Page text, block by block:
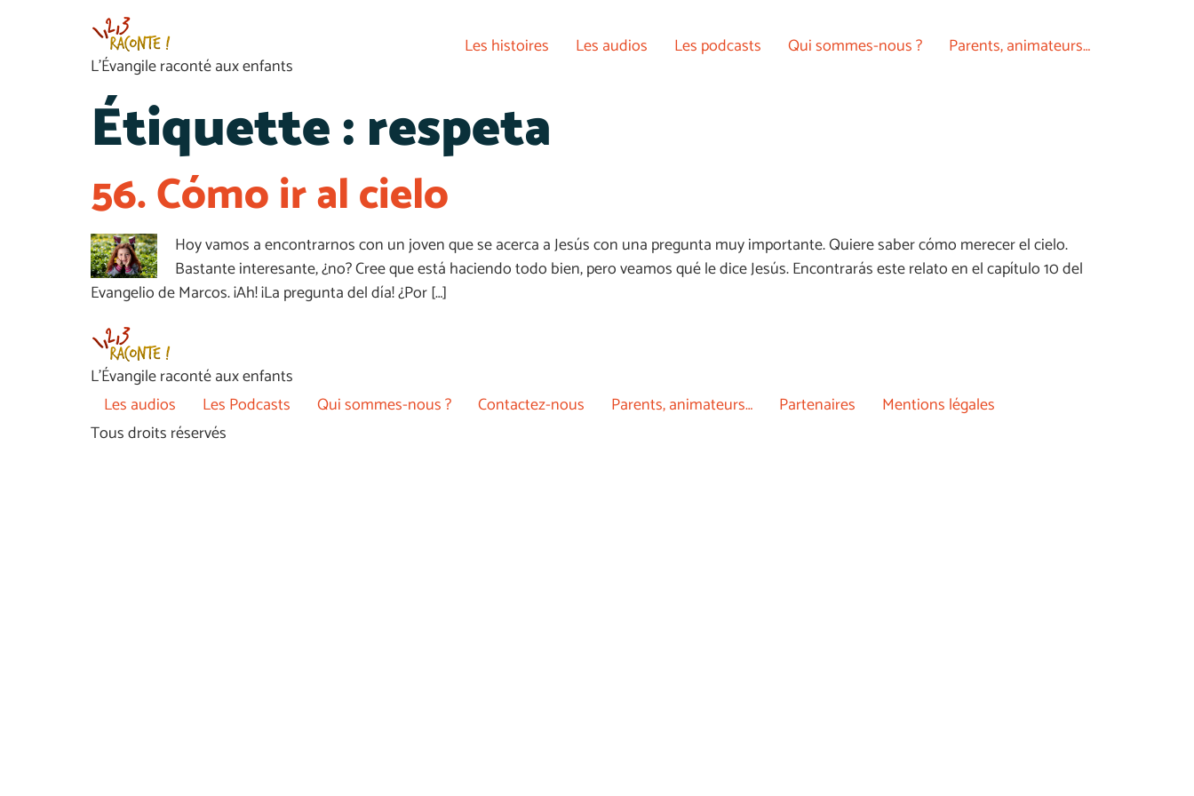
L’Évangile raconté aux enfants
Les histoires Les audios Les podcasts Qui sommes-nous ? Parents, animateurs…
Étiquette :respeta
56. Cómo ir al cielo
Hoy vamos a encontrarnos con un joven que se acerca a Jesús con una pregunta muy importante. Quiere saber cómo merecer el cielo.
Bastante interesante, ¿no? Cree que está haciendo todo bien, pero veamos qué le dice Jesús. Encontrarás este relato en el capítulo 10 del
Evangelio de Marcos. ¡Ah! ¡La pregunta del día! ¿Por […]
L’Évangile raconté aux enfants
Les audios
Les Podcasts Qui sommes-nous ? Contactez-nous Parents, animateurs… Partenaires
Mentions légales
Tous droits réservés